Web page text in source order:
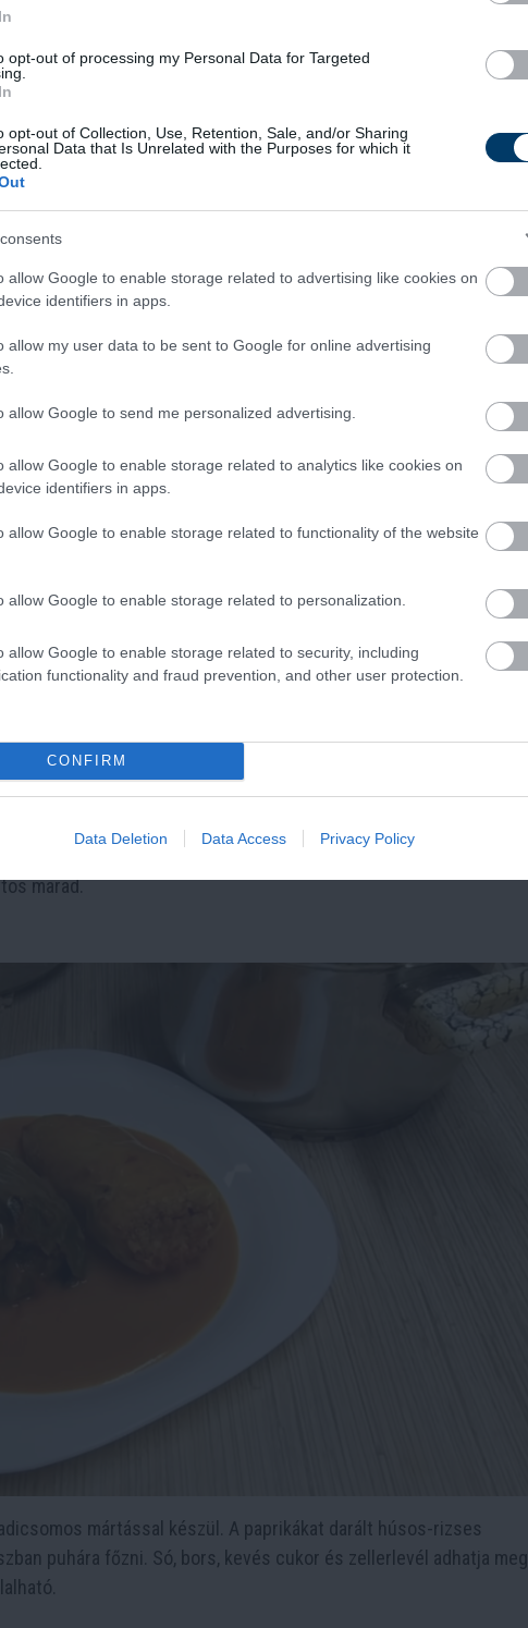
opt-out of processing my Personal Data for Targeted
opt-out of Collection, Use, Retention, Sale, and/or Sharing
Data that Is Unrelated with the Purposes for which it
allow Google to enable storage related to advertising like cookies on
identifiers in apps.
allow my user data to be sent to Google for online advertising
allow Google to send me personalized advertising.
allow Google to enable storage related to analytics like cookies on
identifiers in apps.
allow Google to enable storage related to functionality of the website
allow Google to enable storage related to personalization.
allow Google to enable storage related to security, including
functionality and fraud prevention, and other user protection.
CONFIRM
Data Deletion Data Access Privacy Policy
A lisztből, tojásból, vízből és sóból kevert nokedlitésztát forró
átforgatva felvert tojással kell összesütni. Friss fejes salátával
ezért praktikus hétköznapi ebéd. A csirkedarabokat
répával, paprikával és rizzsel együtt puhára főzni. A fűszerezés
Könnyű, mégis tartalmas fogás.
mert sütés közben kevés figyelmet igényel. A csirkemellet sóval,
tejföllel vagy tejszínnel befedni. Sütőben készül, amíg a
vagy petrezselymes krumplival tálalható.
fogás. A befűszerezett hússzeleteket tepsibe kell fektetni,
Sütés közben a sajt ráolvad, a hús pedig szaftos marad.
az asztalra.
félbevágott cukkinit ki kell vájni, majd darált húsos, rizses vagy
tejfölös alappal tepsibe kerül, a tetejére sajt is szórható.
marad.
mártással készül. A paprikákat darált húsos-rizses
puhára főzni. Só, bors, kevés cukor és zellerlevél adhatja meg